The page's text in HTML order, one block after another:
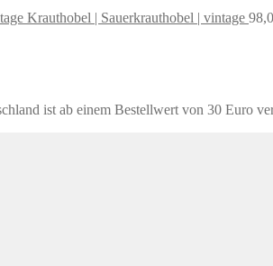
Krauthobel | Sauerkrauthobel | vintage
ist ab einem Bestellwert von 30 Euro